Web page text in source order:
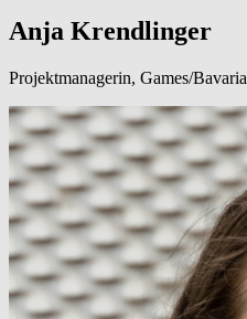
Anja Krendlinger
Projektmanagerin, Games/Bavaria